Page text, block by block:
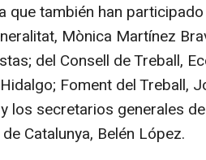
que también han
Mònica Martínez
del Consell de Treball,
Foment del Treball,
los secretarios generales
Catalunya, Belén López.